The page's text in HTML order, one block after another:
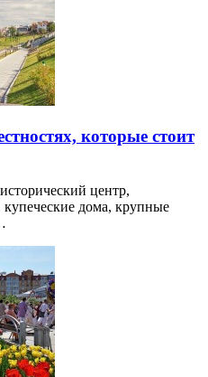
которые стоит
центр,
дома, крупные